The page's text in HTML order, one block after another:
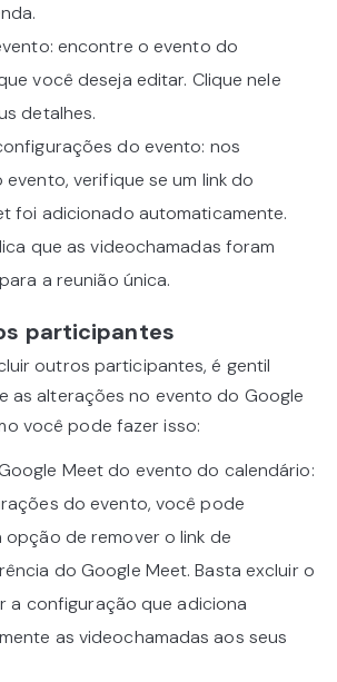
encontre o evento do
você deseja editar. Clique nele
detalhes.
do evento: nos
verifique se um link do
foi adicionado automaticamente.
que as videochamadas foram
a reunião única.
participantes
outros participantes, é gentil
as alterações no evento do Google
você pode fazer isso:
Meet do evento do calendário:
do evento, você pode
de remover o link de
do Google Meet. Basta excluir o
a configuração que adiciona
as videochamadas aos seus